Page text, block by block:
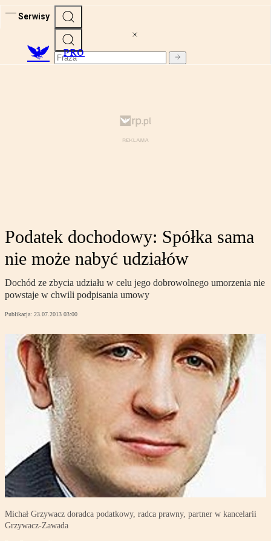
Serwisy
PRO
Podatek dochodowy: Spółka sama
nie może nabyć udziałów
Dochód ze zbycia udziału w celu jego dobrowolnego umorzenia nie
powstaje w chwili podpisania umowy
Publikacja: 23.07.2013 03:00
Michał Grzywacz doradca podatkowy, radca prawny, partner w kancelarii
Grzywacz-Zawada